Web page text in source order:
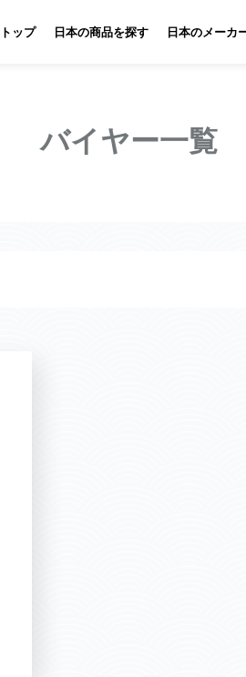
トップ 日本の商品を探す 日本のメーカ
バイヤー一覧